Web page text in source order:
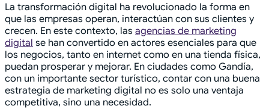
La transformación digital ha revolucionado la forma en
que las empresas operan, interactúan con sus clientes y
crecen. En este contexto, las agencias de marketing
digital se han convertido en actores esenciales para que
los negocios, tanto en internet como en una tienda física,
puedan prosperar y mejorar. En ciudades como Gandía,
con un importante sector turístico, contar con una buena
estrategia de marketing digital no es solo una ventaja
competitiva, sino una necesidad.